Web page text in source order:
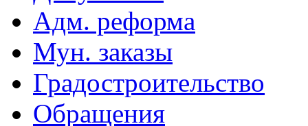
Адм. реформа
Мун. заказы
Градостроительство
Обращения